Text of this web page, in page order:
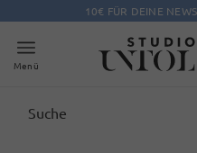
10€ FÜR DEINE
Menü